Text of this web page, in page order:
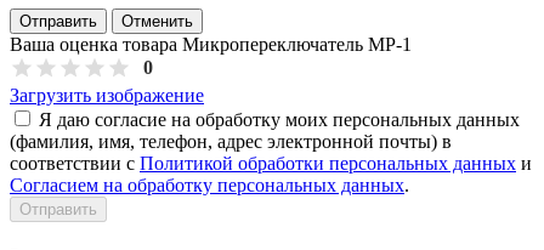
Отправить Отменить
Ваша оценка товара Микропереключатель МР-1
0
Загрузить изображение
Я даю согласие на обработку моих персональных данных
(фамилия, имя, телефон, адрес электронной почты) в
соответствии с Политикой обработки персональных данных и
Согласием на обработку персональных данных.